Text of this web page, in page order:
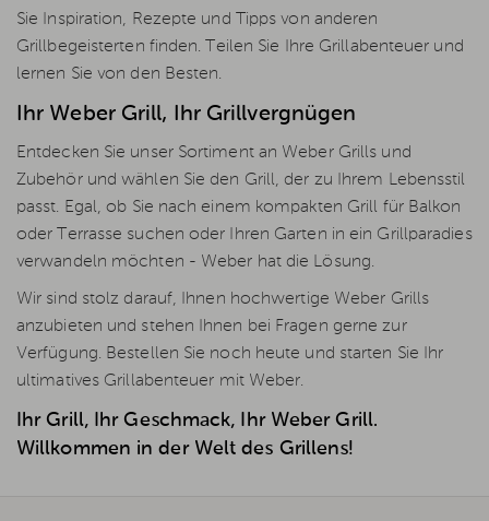
Sie Inspiration, Rezepte und Tipps von anderen
Grillbegeisterten finden. Teilen Sie Ihre Grillabenteuer und
lernen Sie von den Besten.
Ihr Weber Grill, Ihr Grillvergnügen
Entdecken Sie unser Sortiment an Weber Grills und
Zubehör und wählen Sie den Grill, der zu Ihrem Lebensstil
passt. Egal, ob Sie nach einem kompakten Grill für Balkon
oder Terrasse suchen oder Ihren Garten in ein Grillparadies
verwandeln möchten - Weber hat die Lösung.
Wir sind stolz darauf, Ihnen hochwertige Weber Grills
anzubieten und stehen Ihnen bei Fragen gerne zur
Verfügung. Bestellen Sie noch heute und starten Sie Ihr
ultimatives Grillabenteuer mit Weber.
Ihr Grill, Ihr Geschmack, Ihr Weber Grill.
Willkommen in der Welt des Grillens!